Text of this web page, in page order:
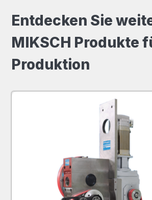
Entdecken Sie
MIKSCH Produkte
Produktion